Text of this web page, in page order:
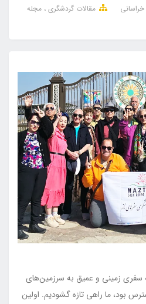
مقالات گردشگری مجله
زمینی و عمیق به سرزمین‌های
بود، ما راهی تازه گشودیم. اولین